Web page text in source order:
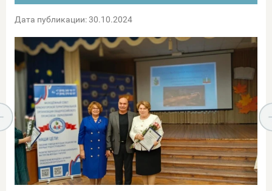
Дата публикации: 30.10.2024